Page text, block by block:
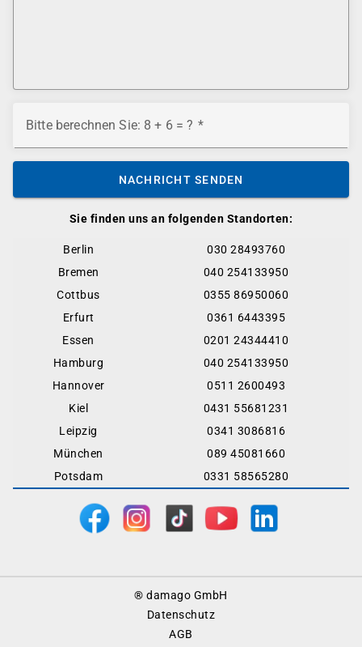
Sie finden uns an folgenden Standorten:
Berlin
030 28493760
Bremen
040 254133950
Cottbus
0355 86950060
Erfurt
0361 6443395
Essen
0201 24344410
Hamburg
040 254133950
Hannover
0511 2600493
Kiel
0431 55681231
Leipzig
0341 3086816
München
089 45081660
Potsdam
0331 58565280
Bitte berechnen Sie: 8 + 6 = ?
NACHRICHT SENDEN
® damago GmbH
Datenschutz
AGB